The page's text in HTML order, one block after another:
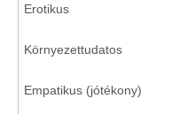
Erotikus
Környezettudatos
Empatikus (jótékony)